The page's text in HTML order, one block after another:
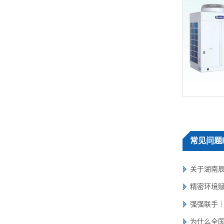
常见问题
关于湖南
精密环境
强强联手
为什么全